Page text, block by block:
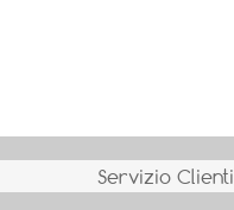
Servizio Clienti